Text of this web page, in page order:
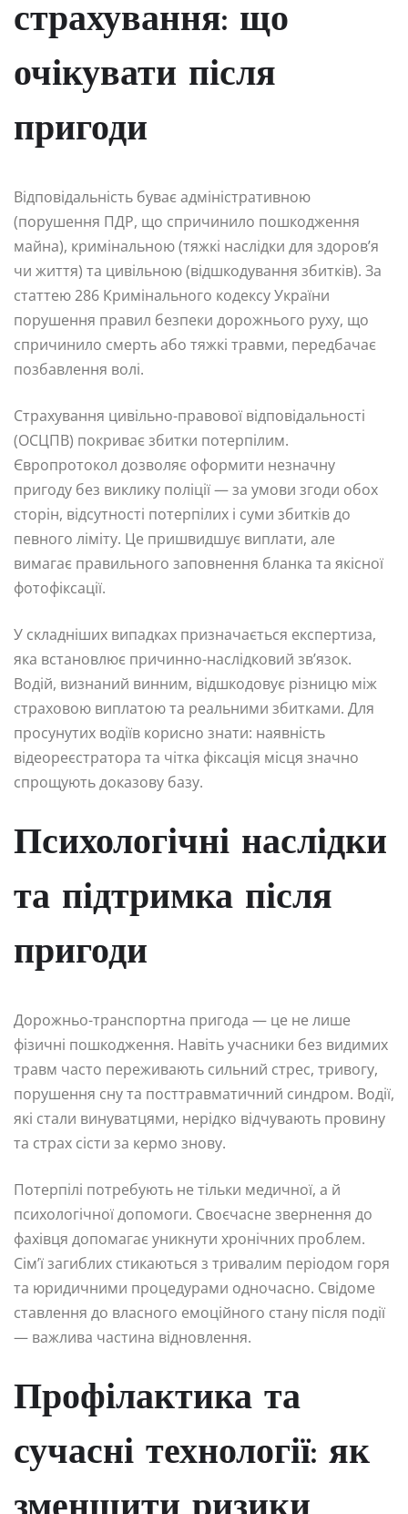
страхування: що
очікувати після
пригоди
Відповідальність буває адміністративною
(порушення ПДР, що спричинило пошкодження
майна), кримінальною (тяжкі наслідки для здоров’я
чи життя) та цивільною (відшкодування збитків). За
статтею 286 Кримінального кодексу України
порушення правил безпеки дорожнього руху, що
спричинило смерть або тяжкі травми, передбачає
позбавлення волі.
Страхування цивільно-правової відповідальності
(ОСЦПВ) покриває збитки потерпілим.
Європротокол дозволяє оформити незначну
пригоду без виклику поліції — за умови згоди обох
сторін, відсутності потерпілих і суми збитків до
певного ліміту. Це пришвидшує виплати, але
вимагає правильного заповнення бланка та якісної
фотофіксації.
У складніших випадках призначається експертиза,
яка встановлює причинно-наслідковий зв’язок.
Водій, визнаний винним, відшкодовує різницю між
страховою виплатою та реальними збитками. Для
просунутих водіїв корисно знати: наявність
відеореєстратора та чітка фіксація місця значно
спрощують доказову базу.
Психологічні наслідки
та підтримка після
пригоди
Дорожньо-транспортна пригода — це не лише
фізичні пошкодження. Навіть учасники без видимих
травм часто переживають сильний стрес, тривогу,
порушення сну та посттравматичний синдром. Водії,
які стали винуватцями, нерідко відчувають провину
та страх сісти за кермо знову.
Потерпілі потребують не тільки медичної, а й
психологічної допомоги. Своєчасне звернення до
фахівця допомагає уникнути хронічних проблем.
Сім’ї загиблих стикаються з тривалим періодом горя
та юридичними процедурами одночасно. Свідоме
ставлення до власного емоційного стану після події
— важлива частина відновлення.
Профілактика та
сучасні технології: як